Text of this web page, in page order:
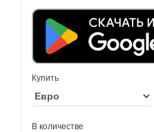
Купить
В количестве